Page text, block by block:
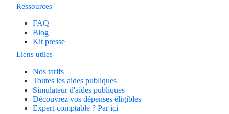
Ressources
FAQ
Blog
Kit presse
Liens utiles
Nos tarifs
Toutes les aides publiques
Simulateur d'aides publiques
Découvrez vos dépenses éligibles
Expert-comptable ? Par ici